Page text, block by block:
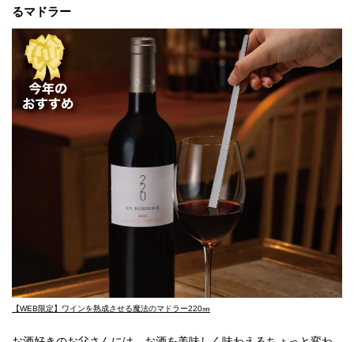
るマドラー
【WEB限定】ワインを熟成させる魔法のマドラー220㎜